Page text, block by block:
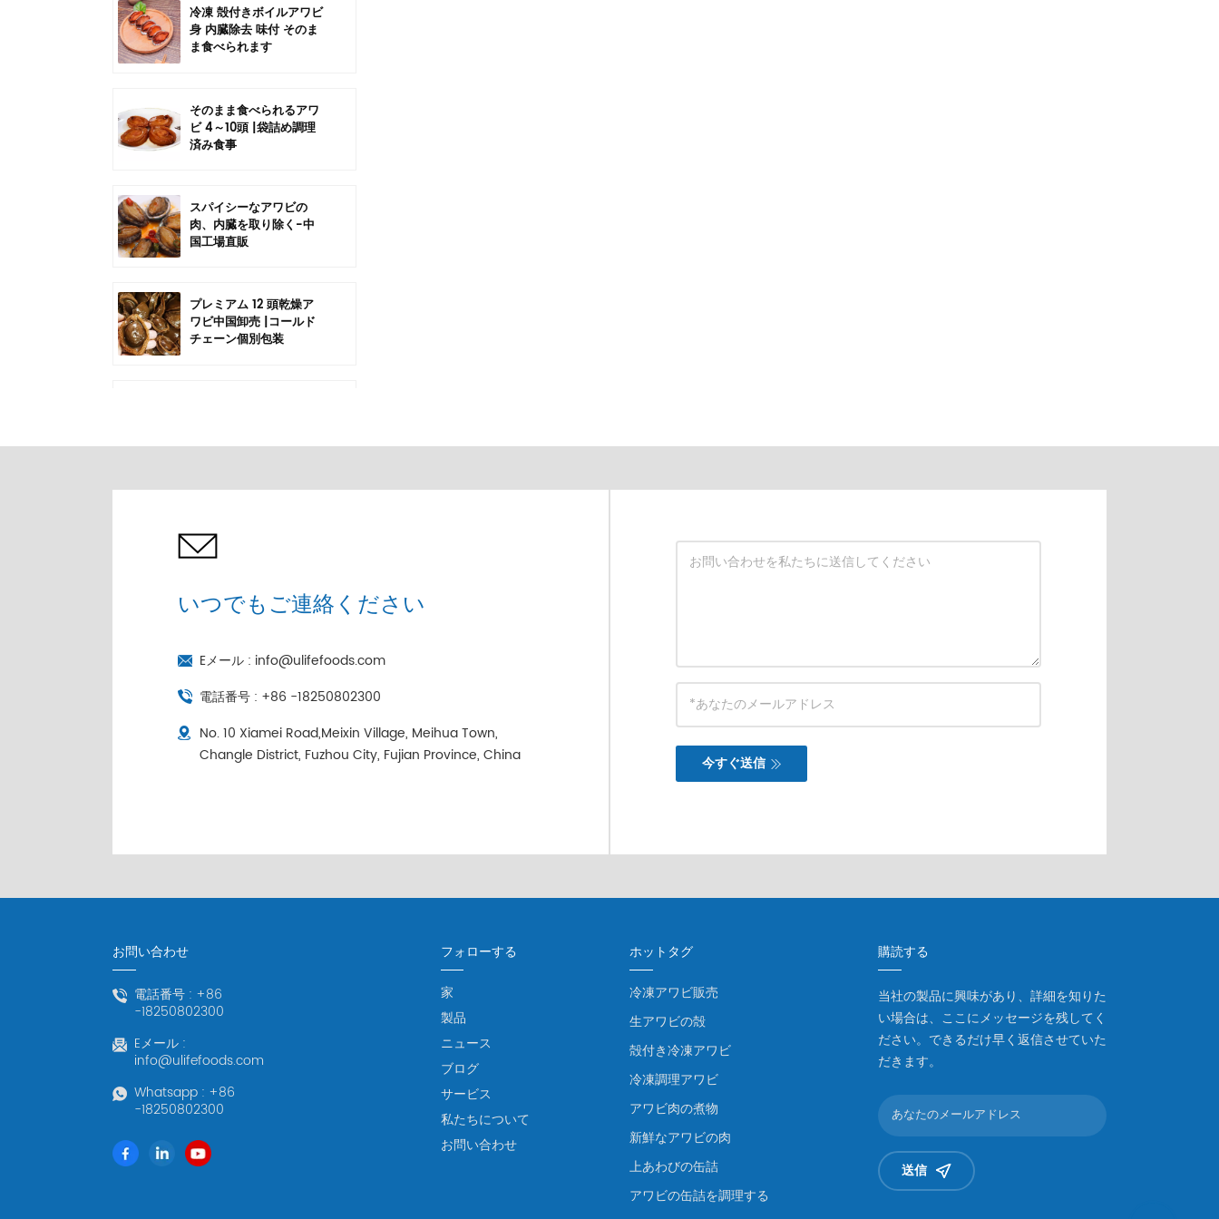
冷凍 殻付きボイルアワビ
身 内臓除去 味付 そのま
ま食べられます
そのまま食べられるアワ
ビ 4～10頭 |袋詰め調理
済み食事
スパイシーなアワビの
肉、内臓を取り除く-中
国工場直販
プレミアム 12 頭乾燥ア
ワビ中国卸売 |コールド
チェーン個別包装
いつでもご連絡ください
Eメール : info@ulifefoods.com
電話番号 : +86 -18250802300
No. 10 Xiamei Road,Meixin Village, Meihua Town,
Changle District, Fuzhou City, Fujian Province, China
今すぐ送信
お問い合わせ
電話番号 : +86
-18250802300
Eメール :
info@ulifefoods.com
Whatsapp : +86
-18250802300
フォローする
家
製品
ニュース
ブログ
サービス
私たちについて
お問い合わせ
ホットタグ
冷凍アワビ販売
生アワビの殻
殻付き冷凍アワビ
冷凍調理アワビ
アワビ肉の煮物
新鮮なアワビの肉
上あわびの缶詰
アワビの缶詰を調理する
購読する
当社の製品に興味があり、詳細を知りた
い場合は、ここにメッセージを残してく
ださい。できるだけ早く返信させていた
だきます。
送信